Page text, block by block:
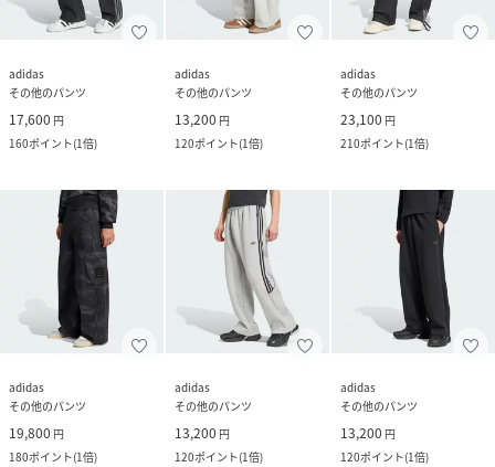
adidas
その他のパンツ
17,600 円
160ポイント(1倍)
adidas
その他のパンツ
13,200 円
120ポイント(1倍)
adidas
その他のパンツ
23,100 円
210ポイント(1倍)
adidas
その他のパンツ
19,800 円
180ポイント(1倍)
adidas
その他のパンツ
13,200 円
120ポイント(1倍)
adidas
その他のパンツ
13,200 円
120ポイント(1倍)